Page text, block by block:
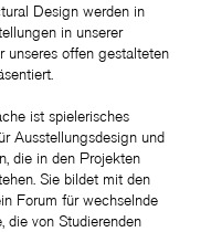
Design werden in
in unserer
unseres offen gestalteten
ist spielerisches
Ausstellungsdesign und
die in den Projekten
Sie bildet mit den
Forum für wechselnde
die von Studierenden